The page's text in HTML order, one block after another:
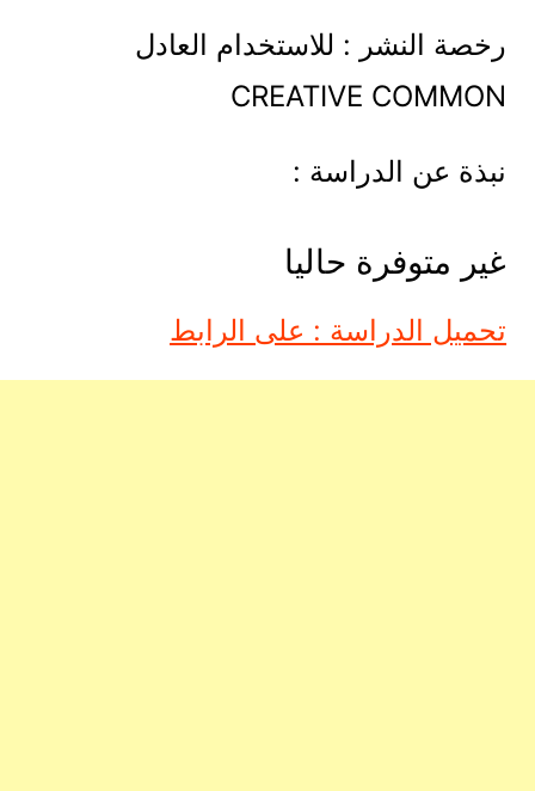
رخصة النشر : للاستخدام العادل
CREATIVE COMMON
نبذة عن الدراسة :
غير متوفرة حاليا
تحميل الدراسة : على الرابط